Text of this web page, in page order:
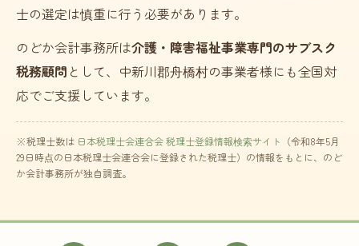
士の選定は慎重に行う必要があります。
のどか会計事務所は介護・障害福祉事業専門のサブスク
税務顧問 として、中新川郡舟橋村の事業者様にも全国対
応でご支援しています。
※税理士数は 日本税理士会連合会 税理士登録情報検索サイト （令和8年5月
29日時点の日本税理士会連合会に登録された税理士）の情報をもとに、のど
か会計事務所が独自調査。